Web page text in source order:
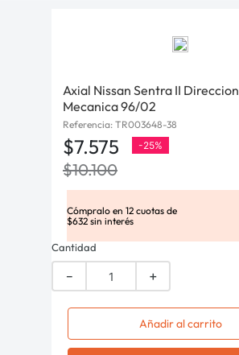
Axial Nissan Sentra II Direccion
Mecanica 96/02
Referencia: TR003648-38
$7.575 -25%
$10.100
Cómpralo en 12 cuotas de
$632 sin interés
Cantidad
＋
－
Añadir al carrito